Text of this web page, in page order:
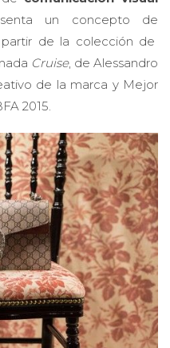
un concepto de
de la colección de
Cruise, de Alessandro
de la marca y Mejor
2015.